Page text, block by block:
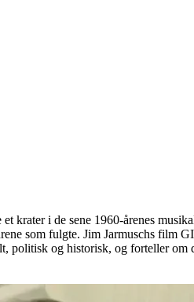
krater i de sene 1960-årenes
som fulgte. Jim Jarmuschs
politisk og historisk, og forteller om